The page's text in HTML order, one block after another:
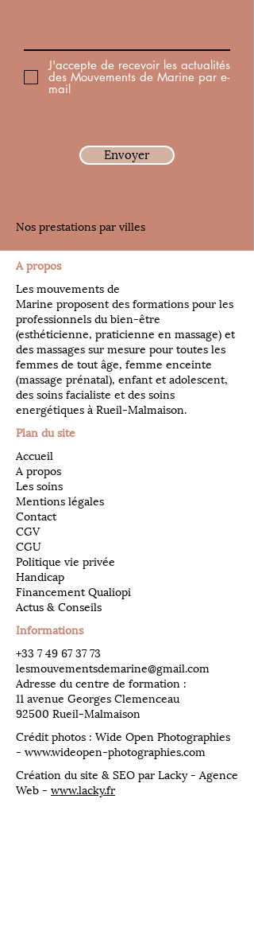
J'accepte de recevoir les actualités
des Mouvements de Marine par e-
mail
Envoyer
Nos prestations par villes
A propos
Les mouvements de
Marine proposent des formations pour les
professionnels du bien-être
(esthéticienne, praticienne en massage) et
des massages sur mesure pour toutes les
femmes de tout âge, femme enceinte
(massage prénatal), enfant et adolescent,
des soins facialiste et des soins
energétiques à Rueil-Malmaison.
Plan du site
Accueil
A propos
Les soins
Mentions légales
Contact
CGV
CGU
Politique vie privée
Handicap
Financement Qualiopi
Actus & Conseils
Informations
​+33 7 49 67 37 73
lesmouvementsdemarine@gmail.com
Adresse du centre de formation :
11 avenue Georges Clemenceau
92500 Rueil-Malmaison
Crédit photos : Wide Open Photographies
- www.wideopen-photographies.com
Création du site & SEO par Lacky - Agence
Web - www.lacky.fr